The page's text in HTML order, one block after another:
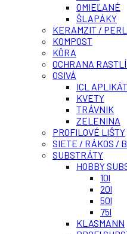
OMIEĽANÉ
ŠLAPÁKY
KERAMZIT /
KOMPOST
KÔRA
OCHRANA
OSIVÁ
ICL
KVETY
TRÁVNIK
ZELENINA
PROFILOVÉ LIŠTY
SIETE / RÁKOS /
SUBSTRÁTY
HOBBY
10l
20l
50l
75l
KLASMANN